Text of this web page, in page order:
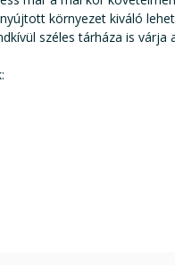
környezet kiváló
széles tárháza is várja